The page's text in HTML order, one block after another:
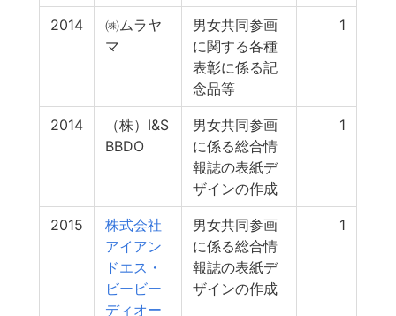
2014
㈱ムラヤ
マ
男女共同参画
に関する各種
表彰に係る記
念品等
1
2014
（株）I&S
BBDO
男女共同参画
に係る総合情
報誌の表紙デ
ザインの作成
1
2015
株式会社
アイアン
ドエス・
ビービー
ディオー
男女共同参画
に係る総合情
報誌の表紙デ
ザインの作成
1